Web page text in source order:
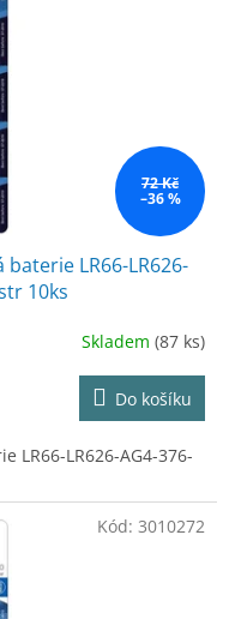
72 Kč
–36 %
LR66-LR626-
10ks
Skladem (87 ks)
Do košíku
LR66-LR626-AG4-376-
Kód: 3010272